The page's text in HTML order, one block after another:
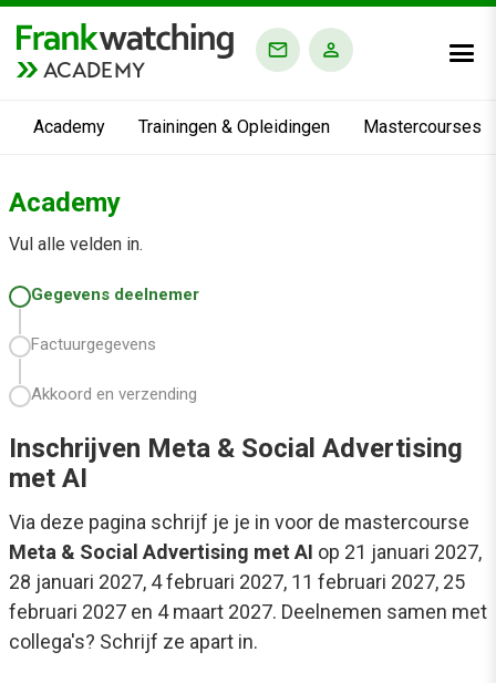
ACADEMY
Academy Trainingen & Opleidingen Mastercourses
Academy
Vul alle velden in.
Gegevens deelnemer
Factuurgegevens
Akkoord en verzending
Inschrijven Meta & Social Advertising
met AI
Via deze pagina schrijf je je in voor de mastercourse
Meta & Social Advertising met AI op 21 januari 2027,
28 januari 2027, 4 februari 2027, 11 februari 2027, 25
februari 2027 en 4 maart 2027. Deelnemen samen met
collega's? Schrijf ze apart in.